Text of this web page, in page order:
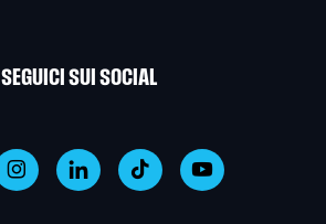
SEGUICI SUI SOCIAL